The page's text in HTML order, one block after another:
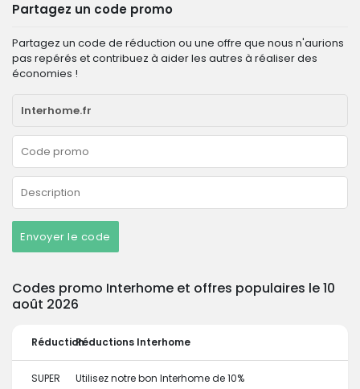
Partagez un code promo
Partagez un code de réduction ou une offre que nous n'aurions
pas repérés et contribuez à aider les autres à réaliser des
économies !
Envoyer le code
Codes promo Interhome et offres populaires le 10
août 2026
RéductionRéductions Interhome
SUPER Utilisez notre bon Interhome de 10%